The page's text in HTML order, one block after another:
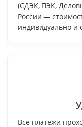
(СДЭК, ПЭК,
России —
индивидуально и
Все платежи